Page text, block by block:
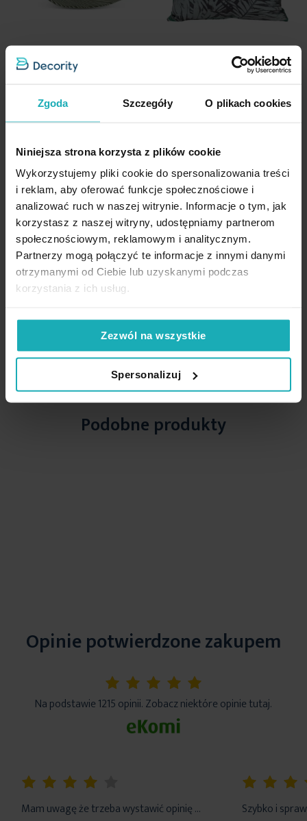
Zgoda Szczegóły O plikach cookies
Niniejsza strona korzysta z plików cookie
Wykorzystujemy pliki cookie do spersonalizowania treści
i reklam, aby oferować funkcje społecznościowe i
analizować ruch w naszej witrynie. Informacje o tym, jak
korzystasz z naszej witryny, udostępniamy partnerom
społecznościowym, reklamowym i analitycznym.
Partnerzy mogą połączyć te informacje z innymi danymi
otrzymanymi od Ciebie lub uzyskanymi podczas
korzystania z ich usług.
Zezwól na wszystkie
Spersonalizuj
Szczegóły:
Wymiary: 60x60 cm
Sposób zapięcia:zamek błyskawiczny
Temperatura prania: 30°C
Temperatura prasowania: 110°C
Producent: Eurofirany
Kolekcja:Terra Collection - Montenegro
do listy życzeń
kształcie liścia 38x34x4 cm
MONTENEGRO TERRA
104,93 zł
-30%
Najniższa cena z 30 dni przed
obniżką:149,90 zł
Cena regularna:149,90 zł
Dodaj do koszyka Dodaj do listy życzeń
cm welwetowa z nadrukiem
COLLECTION Eurofirany
47,00 zł
Najniższa cena z 30 dni przed
obniżką:47,00 zł
Cena regularna: 56,90 zł
Dodaj do koszyka
High-contrast mode
Podobne produkty
Opinie potwierdzone zakupem
5%
Na podstawie 1215 opinii. Zobacz niektóre opinie tutaj.
Mam uwagę że trzeba wystawić opinię …
Szybko i